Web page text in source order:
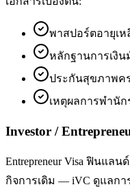
พาสปอร์ตอายุเห
หลักฐานการเงิน
ประกันสุขภาพค
เหตุผลการพำนัก
Investor /
Entrepreneur Visa ฟินแล
กิจการเดิม — iVC ดูแลการ